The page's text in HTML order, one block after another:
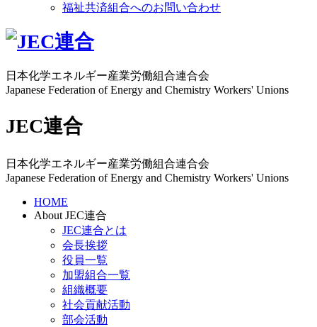
福祉共済組合へのお問い合わせ
日本化学エネルギー産業労働組合連合会
Japanese Federation of Energy and Chemistry Workers' Unions
JEC連合
日本化学エネルギー産業労働組合連合会
Japanese Federation of Energy and Chemistry Workers' Unions
HOME
About JEC連合
JEC連合とは
会長挨拶
役員一覧
加盟組合一覧
組織概要
社会貢献活動
部会活動